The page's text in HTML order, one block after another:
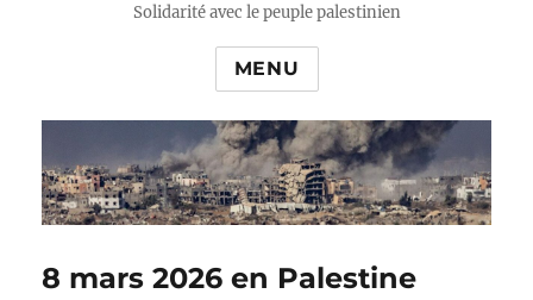
Solidarité avec le peuple palestinien
MENU
8 mars 2026 en Palestine